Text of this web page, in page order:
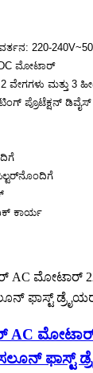
220-
ಮೋಟಾರ್
ವೇಗಗಳು ಮತ್ತು 3
ಪ್ರೊಟೆಕ್ಷನ್
ಕಾರ್ಯ
AC ಮೋಟಾರ್
ಫಾಸ್ಟ್